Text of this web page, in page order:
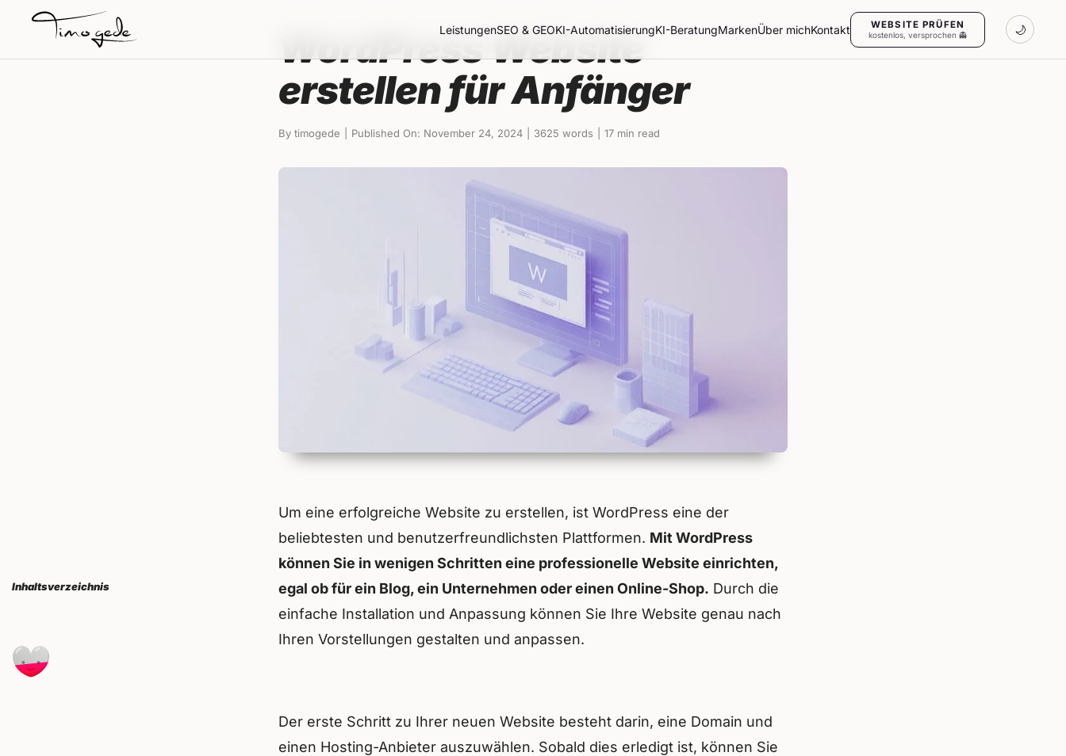
WordPress Website
erstellen für Anfänger
By timogede Published On: November 24, 2024 3625 words 17 min read
Inhaltsverzeichnis
Um eine erfolgreiche Website zu erstellen, ist WordPress eine der
beliebtesten und benutzerfreundlichsten Plattformen. Mit WordPress
können Sie in wenigen Schritten eine professionelle Website einrichten,
egal ob für ein Blog, ein Unternehmen oder einen Online-Shop. Durch die
einfache Installation und Anpassung können Sie Ihre Website genau nach
Ihren Vorstellungen gestalten und anpassen.
Der erste Schritt zu Ihrer neuen Website besteht darin, eine Domain und
einen Hosting-Anbieter auszuwählen. Sobald dies erledigt ist, können Sie
LeistungenSEO & GEOKI-AutomatisierungKI-BeratungMarkenÜber michKontakt WEBSITE PRÜFEN
kostenlos, versprochen 👻 🌙